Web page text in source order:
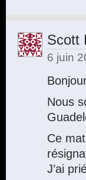
Scott
6 juin
Nous
Ce
J’ai